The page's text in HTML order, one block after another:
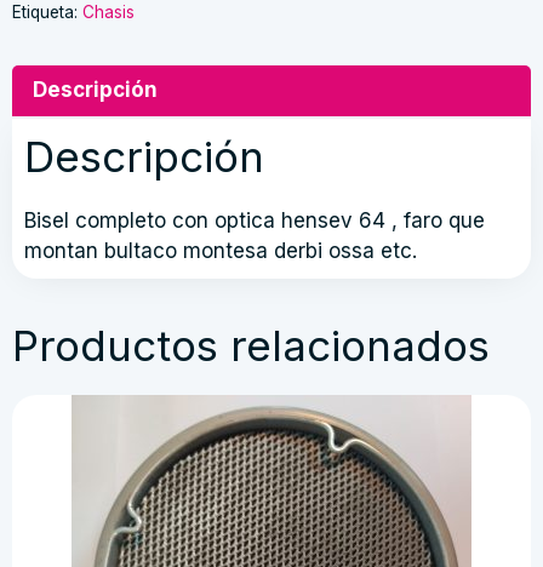
Etiqueta: Chasis
Descripción
Descripción
Bisel completo con optica hensev 64 , faro que
montan bultaco montesa derbi ossa etc.
Productos relacionados